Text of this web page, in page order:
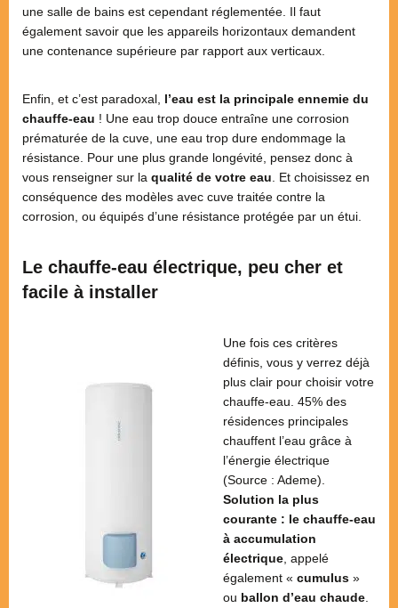
une salle de bains est cependant réglementée. Il faut
également savoir que les appareils horizontaux demandent
une contenance supérieure par rapport aux verticaux.
Enfin, et c’est paradoxal, l’eau est la principale ennemie du
chauffe-eau ! Une eau trop douce entraîne une corrosion
prématurée de la cuve, une eau trop dure endommage la
résistance. Pour une plus grande longévité, pensez donc à
vous renseigner sur la qualité de votre eau . Et choisissez en
conséquence des modèles avec cuve traitée contre la
corrosion, ou équipés d’une résistance protégée par un étui.
Le chauffe-eau électrique, peu cher et
facile à installer
Une fois ces critères
définis, vous y verrez déjà
plus clair pour choisir votre
chauffe-eau. 45% des
résidences principales
chauffent l’eau grâce à
l’énergie électrique
(Source : Ademe).
Solution la plus
courante : le chauffe-eau
à accumulation
électrique , appelé
également « cumulus »
ou ballon d’eau chaude